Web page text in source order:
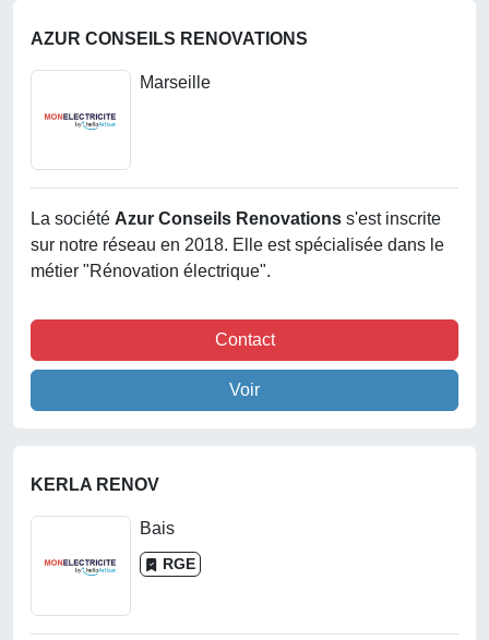
AZUR CONSEILS RENOVATIONS
Marseille
La société Azur Conseils Renovations s'est inscrite
sur notre réseau en 2018. Elle est spécialisée dans le
métier "Rénovation électrique".
Contact
Voir
KERLA RENOV
Bais
RGE